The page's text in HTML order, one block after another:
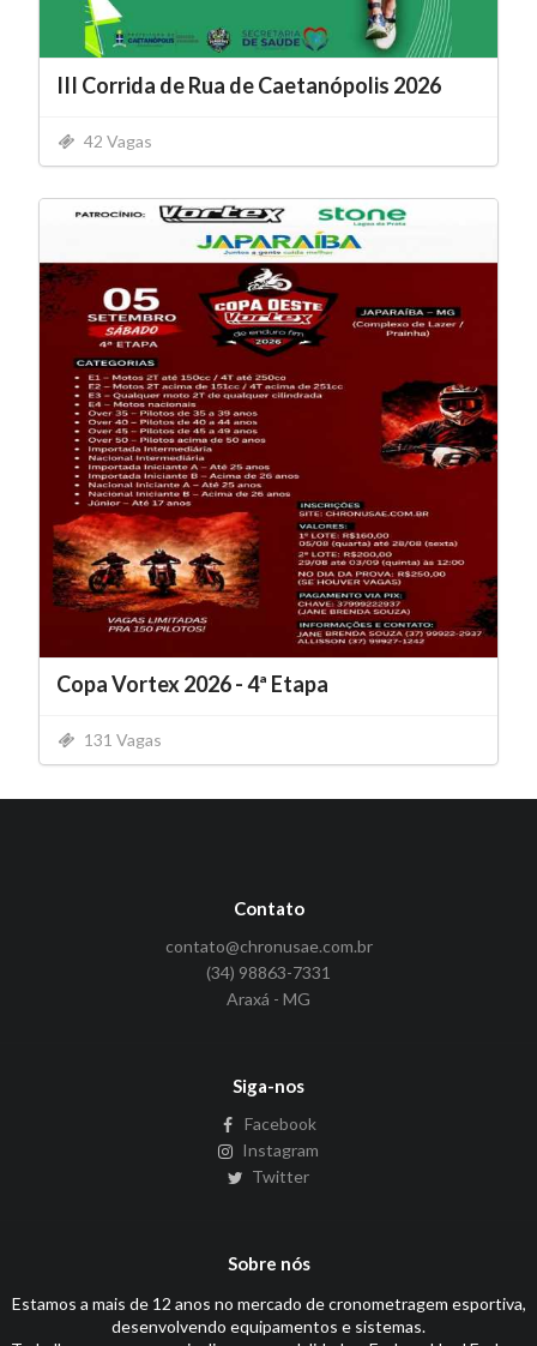
III Corrida de Rua de Caetanópolis 2026
42 Vagas
Copa Vortex 2026 - 4ª Etapa
131 Vagas
Contato
contato@chronusae.com.br
(34) 98863-7331
Araxá - MG
Siga-nos
Facebook
Instagram
Twitter
Sobre nós
Estamos a mais de 12 anos no mercado de cronometragem esportiva,
desenvolvendo equipamentos e sistemas.